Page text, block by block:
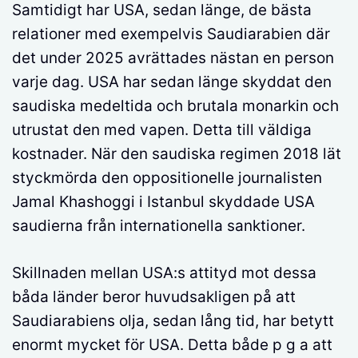
Samtidigt har USA, sedan länge, de bästa
relationer med exempelvis Saudiarabien där
det under 2025 avrättades nästan en person
varje dag. USA har sedan länge skyddat den
saudiska medeltida och brutala monarkin och
utrustat den med vapen. Detta till väldiga
kostnader. När den saudiska regimen 2018 lät
styckmörda den oppositionelle journalisten
Jamal Khashoggi i Istanbul skyddade USA
saudierna från internationella sanktioner.
Skillnaden mellan USA:s attityd mot dessa
båda länder beror huvudsakligen på att
Saudiarabiens olja, sedan lång tid, har betytt
enormt mycket för USA. Detta både p g a att